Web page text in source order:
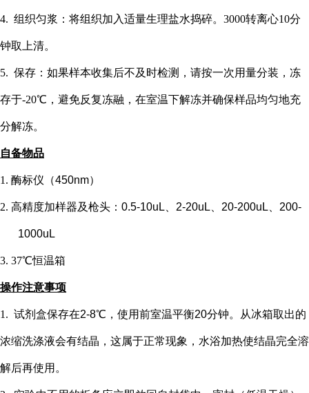
4. 组织匀浆：将组织加入适量生理盐水捣碎。3000转离心10分
钟取上清。
5. 保存：如果样本收集后不及时检测，请按一次用量分装，冻
存于-20℃，避免反复冻融，在室温下解冻并确保样品均匀地充
分解冻。
自备物品
1. 酶标仪（450nm）
2. 高精度加样器及枪头： 0.5-10uL、2-20uL、20-200uL、200-
1000uL
3. 37℃恒温箱
操作注意事项
1. 试剂盒保存在2-8℃，使用前室温平衡20分钟。从冰箱取出的
浓缩洗涤液会有结晶，这属于正常现象，水浴加热使结晶完全溶
解后再使用。